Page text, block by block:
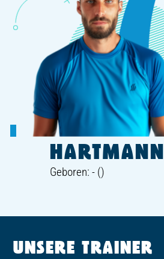
HARTMANN
Geboren: - ()
UNSERE TRAINER